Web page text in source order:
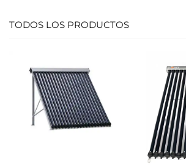
TODOS LOS PRODUCTOS